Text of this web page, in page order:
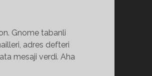
Gnome tabanli
adres defteri
mesaji verdi. Aha